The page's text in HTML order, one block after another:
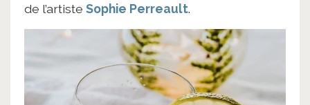
de l’artiste Sophie Perreault.